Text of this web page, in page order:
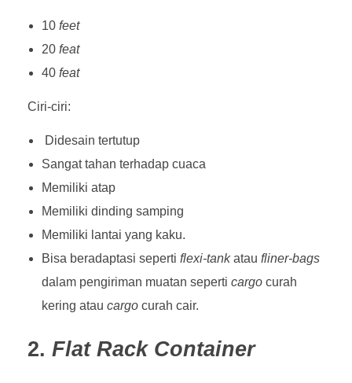
10 feet
20 feat
40 feat
Ciri-ciri:
Didesain tertutup
Sangat tahan terhadap cuaca
Memiliki atap
Memiliki dinding samping
Memiliki lantai yang kaku.
Bisa beradaptasi seperti flexi-tankatau fliner-bags
dalam pengiriman muatan seperti cargocurah
kering atau cargocurah cair.
2. Flat Rack Container